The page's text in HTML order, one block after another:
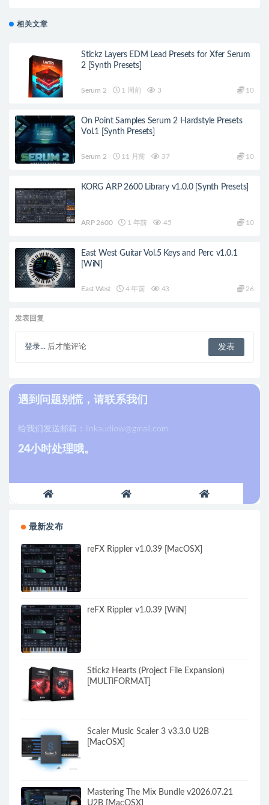
相关文章
Stickz Layers EDM Lead Presets for Xfer Serum
2 [Synth Presets]
Serum 2 1 周前 3 10
On Point Samples Serum 2 Hardstyle Presets
Vol.1 [Synth Presets]
Serum 2 11 月前 37 10
KORG ARP 2600 Library v1.0.0 [Synth Presets]
ARP 2600 1 年前 45 10
East West Guitar Vol.5 Keys and Perc v1.0.1
[WiN]
East West 4 年前 43 26
发表回复
登录... 后才能评论
遇到问题别慌，请联系我们
给我们发送邮箱： linkaudiow@gmail.com
24小时处理哦。
最新发布
reFX Rippler v1.0.39 [MacOSX]
reFX Rippler v1.0.39 [WiN]
Stickz Hearts (Project File Expansion)
[MULTiFORMAT]
Scaler Music Scaler 3 v3.3.0 U2B
[MacOSX]
Mastering The Mix Bundle v2026.07.21
U2B [MacOSX]